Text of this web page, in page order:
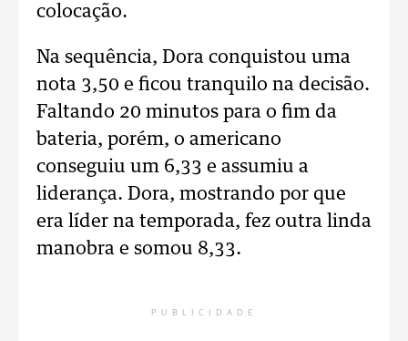
colocação.
Na sequência, Dora conquistou uma
nota 3,50 e ficou tranquilo na decisão.
Faltando 20 minutos para o fim da
bateria, porém, o americano
conseguiu um 6,33 e assumiu a
liderança. Dora, mostrando por que
era líder na temporada, fez outra linda
manobra e somou 8,33.
PUBLICIDADE